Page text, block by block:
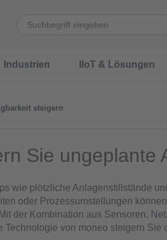
Industrien IIoT & Lösungen
steigern
Sie ungeplante
wie plötzliche Anlagenstillstände
oder Prozessumstellungen
der Kombination aus Sensoren,
Technologie von moneo steigern Sie